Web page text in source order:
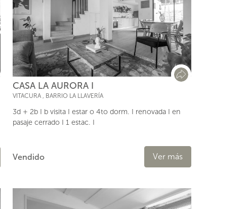
CASA LA AURORA I
VITACURA, BARRIO LA LLAVERÍA
3d + 2b I b visita I estar o 4to dorm. I renovada I en
pasaje cerrado I 1 estac. I
Vendido Ver más